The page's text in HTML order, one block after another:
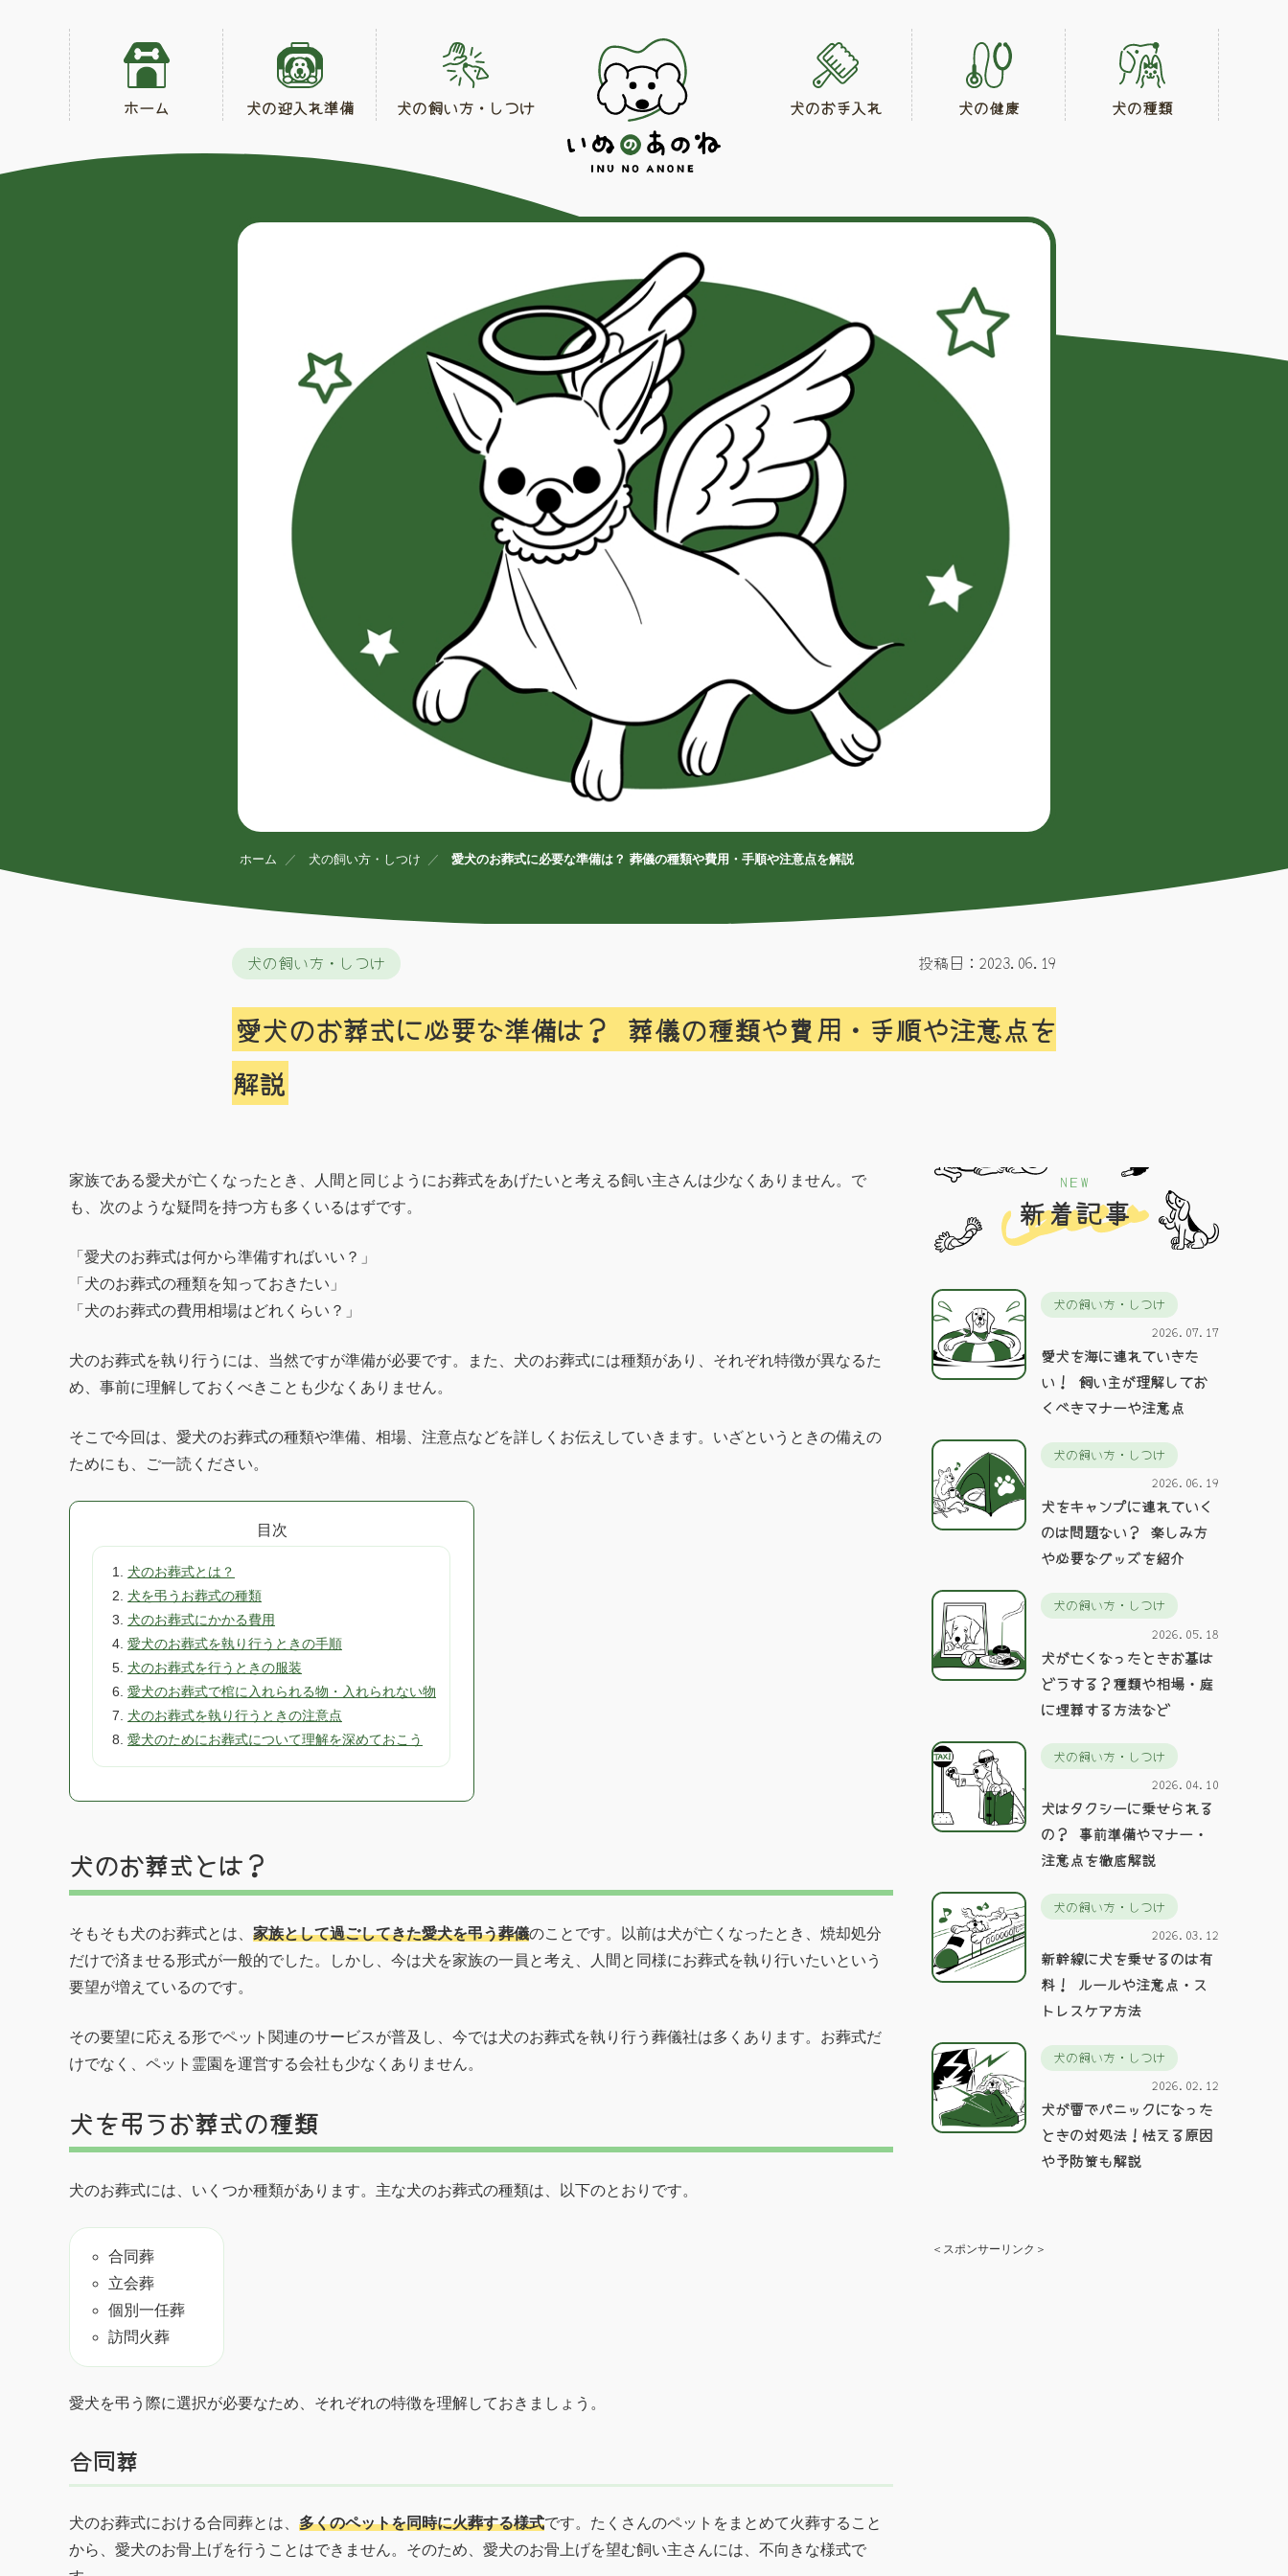
ホーム 犬の迎入れ準備 犬の飼い方・しつけ 犬のお手入れ 犬の健康 犬の種類
ホーム 犬の飼い方・しつけ 愛犬のお葬式に必要な準備は？ 葬儀の種類や費用・手順や注意点を解説
犬の飼い方・しつけ 投稿日：2023.06.19
愛犬のお葬式に必要な準備は？ 葬儀の種類や費用・手順や注意点を
解説
家族である愛犬が亡くなったとき、人間と同じようにお葬式をあげたいと考える飼い主さんは少なくありません。で
も、次のような疑問を持つ方も多くいるはずです。
「愛犬のお葬式は何から準備すればいい？」
「犬のお葬式の種類を知っておきたい」
「犬のお葬式の費用相場はどれくらい？」
犬のお葬式を執り行うには、当然ですが準備が必要です。また、犬のお葬式には種類があり、それぞれ特徴が異なるた
め、事前に理解しておくべきことも少なくありません。
そこで今回は、愛犬のお葬式の種類や準備、相場、注意点などを詳しくお伝えしていきます。いざというときの備えの
ためにも、ご一読ください。
目次
犬のお葬式とは？
犬を弔うお葬式の種類
犬のお葬式にかかる費用
愛犬のお葬式を執り行うときの手順
犬のお葬式を行うときの服装
愛犬のお葬式で棺に入れられる物・入れられない物
犬のお葬式を執り行うときの注意点
愛犬のためにお葬式について理解を深めておこう
犬のお葬式とは？
そもそも犬のお葬式とは、 家族として過ごしてきた愛犬を弔う葬儀のことです。以前は犬が亡くなったとき、焼却処分
だけで済ませる形式が一般的でした。しかし、今は犬を家族の一員と考え、人間と同様にお葬式を執り行いたいという
要望が増えているのです。
その要望に応える形でペット関連のサービスが普及し、今では犬のお葬式を執り行う葬儀社は多くあります。お葬式だ
けでなく、ペット霊園を運営する会社も少なくありません。
犬を弔うお葬式の種類
犬のお葬式には、いくつか種類があります。主な犬のお葬式の種類は、以下のとおりです。
合同葬
立会葬
個別一任葬
訪問火葬
愛犬を弔う際に選択が必要なため、それぞれの特徴を理解しておきましょう。
合同葬
犬のお葬式における合同葬とは、 多くのペットを同時に火葬する様式です。たくさんのペットをまとめて火葬すること
から、愛犬のお骨上げを行うことはできません。そのため、愛犬のお骨上げを望む飼い主さんには、不向きな様式で
NEW
新着記事
犬の飼い方・しつけ
2026.07.17
愛犬を海に連れていきた
い！ 飼い主が理解してお
くべきマナーや注意点
犬の飼い方・しつけ
2026.06.19
犬をキャンプに連れていく
のは問題ない？ 楽しみ方
や必要なグッズを紹介
犬の飼い方・しつけ
2026.05.18
犬が亡くなったときお墓は
どうする？種類や相場・庭
に埋葬する方法など
犬の飼い方・しつけ
2026.04.10
犬はタクシーに乗せられる
の？ 事前準備やマナー・
注意点を徹底解説
犬の飼い方・しつけ
2026.03.12
新幹線に犬を乗せるのは有
料！ ルールや注意点・ス
トレスケア方法
犬の飼い方・しつけ
2026.02.12
犬が雷でパニックになった
ときの対処法！怯える原因
や予防策も解説
＜スポンサーリンク＞